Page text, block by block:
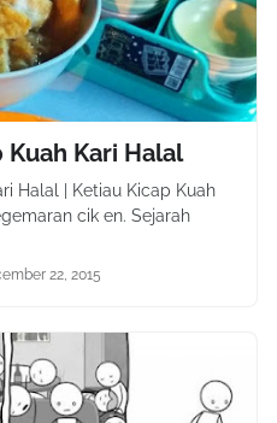
Kuah Kari Halal
Halal | Ketiau Kicap Kuah
cik en. Sejarah
22, 2015